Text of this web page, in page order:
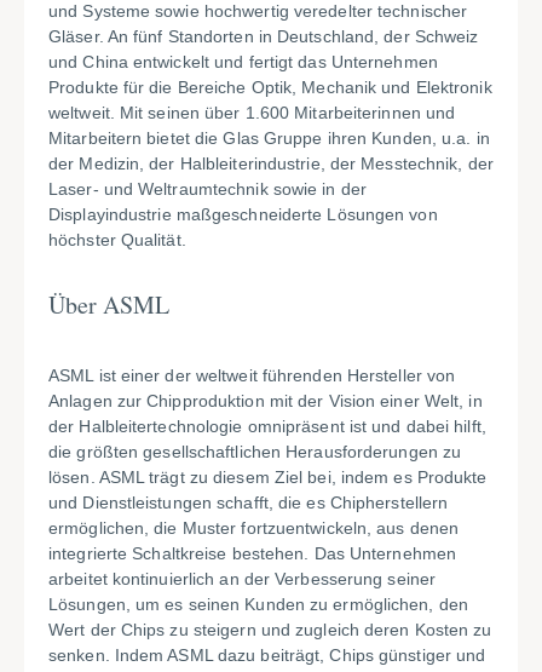
und Systeme sowie hochwertig veredelter technischer
Gläser. An fünf Standorten in Deutschland, der Schweiz
und China entwickelt und fertigt das Unternehmen
Produkte für die Bereiche Optik, Mechanik und Elektronik
weltweit. Mit seinen über 1.600 Mitarbeiterinnen und
Mitarbeitern bietet die Glas Gruppe ihren Kunden, u.a. in
der Medizin, der Halbleiterindustrie, der Messtechnik, der
Laser- und Weltraumtechnik sowie in der
Displayindustrie maßgeschneiderte Lösungen von
höchster Qualität.
Über ASML
ASML ist einer der weltweit führenden Hersteller von
Anlagen zur Chipproduktion mit der Vision einer Welt, in
der Halbleitertechnologie omnipräsent ist und dabei hilft,
die größten gesellschaftlichen Herausforderungen zu
lösen. ASML trägt zu diesem Ziel bei, indem es Produkte
und Dienstleistungen schafft, die es Chipherstellern
ermöglichen, die Muster fortzuentwickeln, aus denen
integrierte Schaltkreise bestehen. Das Unternehmen
arbeitet kontinuierlich an der Verbesserung seiner
Lösungen, um es seinen Kunden zu ermöglichen, den
Wert der Chips zu steigern und zugleich deren Kosten zu
senken. Indem ASML dazu beiträgt, Chips günstiger und